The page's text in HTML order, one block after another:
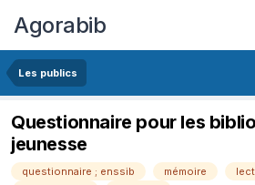
Agorabib
Les publics
Questionnaire pour les
jeunesse
questionnaire ; enssib mémoire